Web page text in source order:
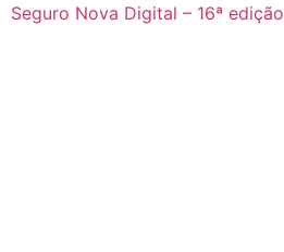
Seguro Nova Digital – 16ª edição